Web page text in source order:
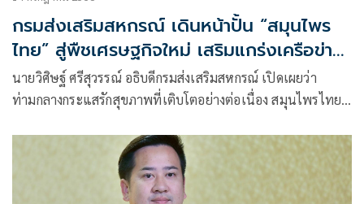
กรมส่งเสริมสหกรณ์ เดินหน้าปั้น “สมุนไพร
ไทย” สู่พืชเศรษฐกิจใหม่ เสริมแกร่งเครือข่าย
เกษตรกรทั่วประเทศ ยกระดับมาตรฐานการ
ผลิต–แปรรูป พร้อมดันไทยสู่ศูนย์กลาง
นายวิศิษฐ์ ศรีสุวรรณ์ อธิบดีกรมส่งเสริมสหกรณ์ เปิดเผยว่า
ท่ามกลางกระแสรักสุขภาพที่เติบโตอย่างต่อเนื่อง สมุนไพรไทย